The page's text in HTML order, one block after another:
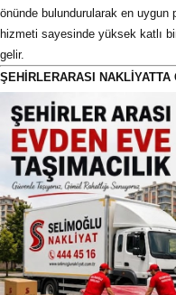
önünde bulundurularak en uygun
hizmeti sayesinde yüksek katlı
gelir.
ŞEHİRLERARASI